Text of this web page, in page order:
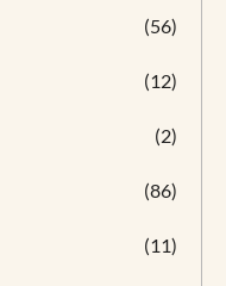
(56)
(12)
(2)
(86)
(11)